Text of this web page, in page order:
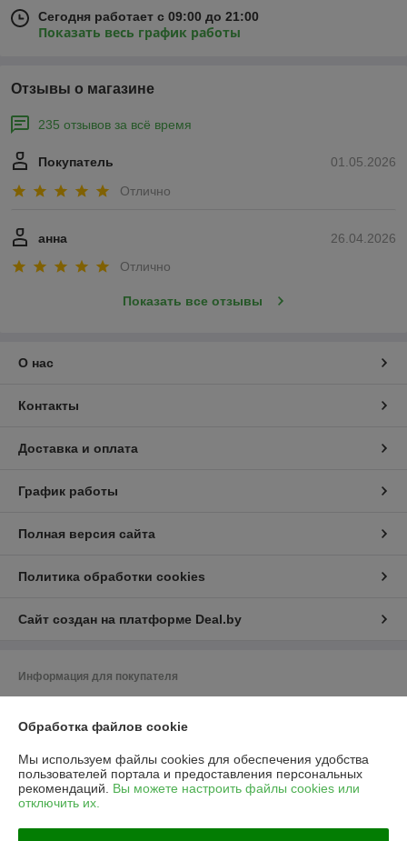
Сегодня работает с 09:00 до 21:00
Показать весь график работы
Отзывы о магазине
235 отзывов за всё время
01.05.2026
Покупатель
Отлично
26.04.2026
анна
Отлично
Показать все отзывы
О нас
Контакты
Доставка и оплата
График работы
Полная версия сайта
Политика обработки cookies
Сайт создан на платформе Deal.by
Информация для покупателя
УНП: 191274425
Регистрационный орган: Мингорисполком
Обработка файлов cookie
Мы используем файлы cookies для обеспечения удобства
пользователей портала и предоставления персональных
рекомендаций. Вы можете настроить файлы cookies или
отключить их.